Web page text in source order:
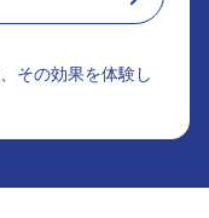
その効果を体験し